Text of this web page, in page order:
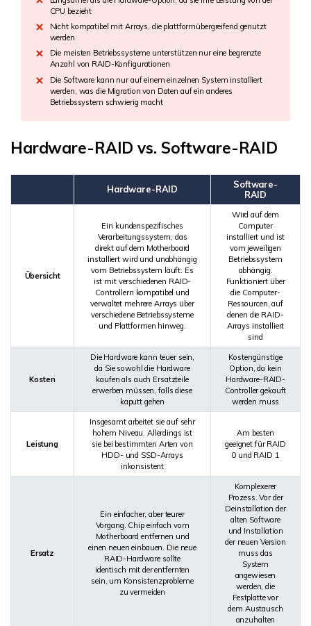
CPU bezieht
Nicht kompatibel mit Arrays, die plattformübergreifend genutzt
werden
Die meisten Betriebssysteme unterstützen nur eine begrenzte
Anzahl von RAID-Konfigurationen
Die Software kann nur auf einem einzelnen System installiert
werden, was die Migration von Daten auf ein anderes
Betriebssystem schwierig macht
Hardware-RAID vs. Software-RAID
Hardware-RAID
Software-
RAID
Übersicht
Ein kundenspezifisches
Verarbeitungssystem, das
direkt auf dem Motherboard
installiert wird und unabhängig
vom Betriebssystem läuft. Es
ist mit verschiedenen RAID-
Controllern kompatibel und
verwaltet mehrere Arrays über
verschiedene Betriebssysteme
und Plattformen hinweg.
Wird auf dem
Computer
installiert und ist
vom jeweiligen
Betriebssystem
abhängig.
Funktioniert über
die Computer-
Ressourcen, auf
denen die RAID-
Arrays installiert
sind
Kosten
Die Hardware kann teuer sein,
da Sie sowohl die Hardware
kaufen als auch Ersatzteile
erwerben müssen, falls diese
kaputt gehen
Kostengünstige
Option, da kein
Hardware-RAID-
Controller gekauft
werden muss
Leistung
Insgesamt arbeitet sie auf sehr
hohem Niveau. Allerdings ist
sie bei bestimmten Arten von
HDD- und SSD-Arrays
inkonsistent
Am besten
geeignet für RAID
0 und RAID 1
Ersatz
Ein einfacher, aber teurer
Vorgang. Chip einfach vom
Motherboard entfernen und
einen neuen einbauen. Die neue
RAID-Hardware sollte
identisch mit der entfernten
sein, um Konsistenzprobleme
zu vermeiden
Komplexerer
Prozess. Vor der
Deinstallation der
alten Software
und Installation
der neuen Version
muss das
System
angewiesen
werden, die
Festplatte vor
dem Austausch
anzuhalten